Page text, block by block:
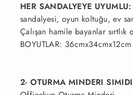
HER SANDALYEYE UYUMLU:
sandalyesi, oyun koltuğu, ev
Çalışan hamile bayanlar
BOYUTLAR: 36cmx34cmx12cm
2- OTURMA MINDERI SIMIDI